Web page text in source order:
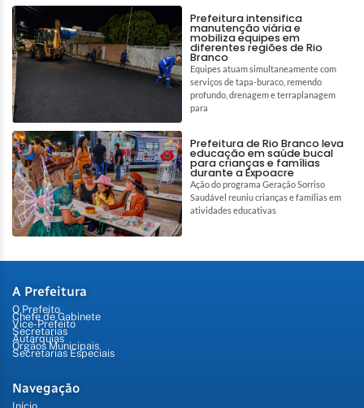
Prefeitura intensifica
manutenção viária e
mobiliza equipes em
diferentes regiões de Rio
Branco
Equipes atuam simultaneamente com
serviços de tapa-buraco, remendo
profundo, drenagem e terraplanagem
para
Prefeitura de Rio Branco leva
educação em saúde bucal
para crianças e famílias
durante a Expoacre
Ação do programa Geração Sorriso
Saudável reuniu crianças e famílias em
atividades educativas
A Prefeitura
O Prefeito
Chefe de Gabinete
Vice-Prefeito
Secretarias
Autarquias
Órgãos Municipais
Secretarias Especiais
Navegação